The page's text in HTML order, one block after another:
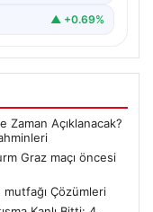
▲ +0.69%
Zaman Açıklanacak?
Graz maçı öncesi
Çözümleri